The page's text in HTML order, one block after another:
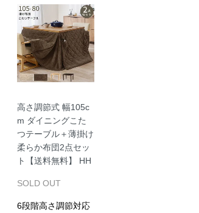
高さ調節式 幅105c
m ダイニングこた
つテーブル＋薄掛け
柔らか布団2点セッ
ト【送料無料】 HH
SOLD OUT
6段階高さ調節対応